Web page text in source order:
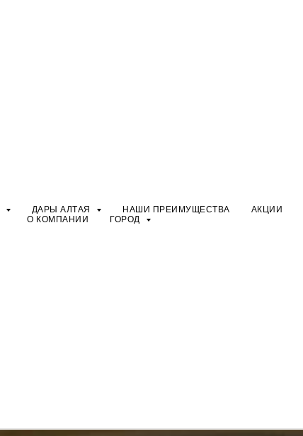
ДАРЫ АЛТАЯ НАШИ ПРЕИМУЩЕСТВА АКЦИИ
О КОМПАНИИ
ГОРОД